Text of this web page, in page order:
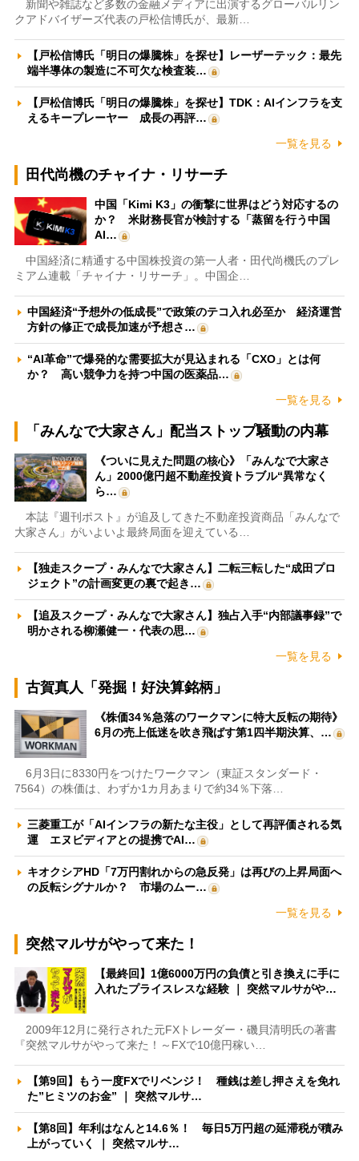
新聞や雑誌など多数の金融メディアに出演するグローバルリン
クアドバイザーズ代表の戸松信博氏が、最新…
【戸松信博氏「明日の爆騰株」を探せ】レーザーテック：最先
端半導体の製造に不可欠な検査装…
【戸松信博氏「明日の爆騰株」を探せ】TDK：AIインフラを支
えるキープレーヤー 成長の再評…
一覧を見る
田代尚機のチャイナ・リサーチ
中国「Kimi K3」の衝撃に世界はどう対応するの
か？ 米財務長官が検討する「蒸留を行う中国
AI…
中国経済に精通する中国株投資の第一人者・田代尚機氏のプレ
ミアム連載「チャイナ・リサーチ」。中国企…
中国経済“予想外の低成長”で政策のテコ入れ必至か 経済運営
方針の修正で成長加速が予想さ…
“AI革命”で爆発的な需要拡大が見込まれる「CXO」とは何
か？ 高い競争力を持つ中国の医薬品…
一覧を見る
「みんなで大家さん」配当ストップ騒動の内幕
《ついに見えた問題の核心》「みんなで大家さ
ん」2000億円超不動産投資トラブル“異常なく
ら…
本誌『週刊ポスト』が追及してきた不動産投資商品「みんなで
大家さん」がいよいよ最終局面を迎えている…
【独走スクープ・みんなで大家さん】二転三転した“成田プロ
ジェクト”の計画変更の裏で起き…
【追及スクープ・みんなで大家さん】独占入手“内部議事録”で
明かされる柳瀬健一・代表の思…
一覧を見る
古賀真人「発掘！好決算銘柄」
《株価34％急落のワークマンに特大反転の期待》
6月の売上低迷を吹き飛ばす第1四半期決算、…
6月3日に8330円をつけたワークマン（東証スタンダード・
7564）の株価は、わずか1カ月あまりで約34％下落…
三菱重工が「AIインフラの新たな主役」として再評価される気
運 エヌビディアとの提携でAI…
キオクシアHD「7万円割れからの急反発」は再びの上昇局面へ
の反転シグナルか？ 市場のムー…
一覧を見る
突然マルサがやって来た！
【最終回】1億6000万円の負債と引き換えに手に
入れたプライスレスな経験 ｜ 突然マルサがや…
2009年12月に発行された元FXトレーダー・磯貝清明氏の著書
『突然マルサがやって来た！～FXで10億円稼い…
【第9回】もう一度FXでリベンジ！ 種銭は差し押さえを免れ
た”ヒミツのお金” ｜ 突然マルサ…
【第8回】年利はなんと14.6％！ 毎日5万円超の延滞税が積み
上がっていく ｜ 突然マルサ…